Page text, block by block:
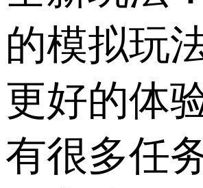
的模拟玩
更好的体
有很多任